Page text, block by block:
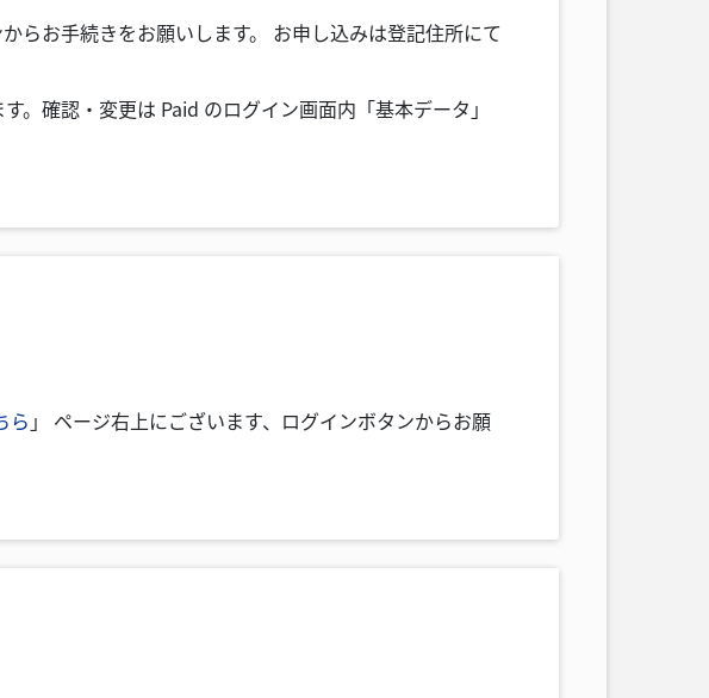
らお手続きをお願いします。 お申し込みは登記住所にて
確認・変更は Paid のログイン画面内「基本データ」
ら 」 ページ右上にございます、ログインボタンからお願